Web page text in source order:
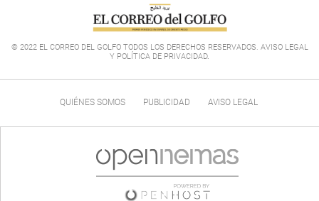
© 2022 EL CORREO DEL GOLFO TODOS LOS DERECHOS RESERVADOS. AVISO LEGAL
Y POLÍTICA DE PRIVACIDAD.
QUIÉNES SOMOS PUBLICIDAD AVISO LEGAL